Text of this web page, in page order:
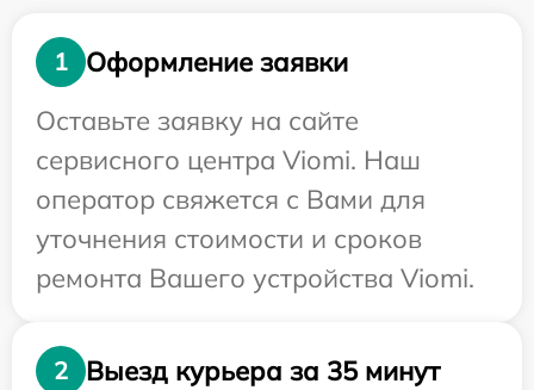
1
Оформление заявки
Оставьте заявку на сайте
сервисного центра Viomi. Наш
оператор свяжется с Вами для
уточнения стоимости и сроков
ремонта Вашего устройства Viomi.
2
Выезд курьера за 35 минут